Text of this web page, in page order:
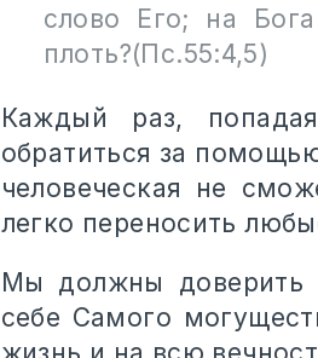
слово Его; на
плоть?(Пс.55:4,5)
Каждый раз,
обратиться за
человеческая не
легко переносить
Мы должны доверить
себе Самого